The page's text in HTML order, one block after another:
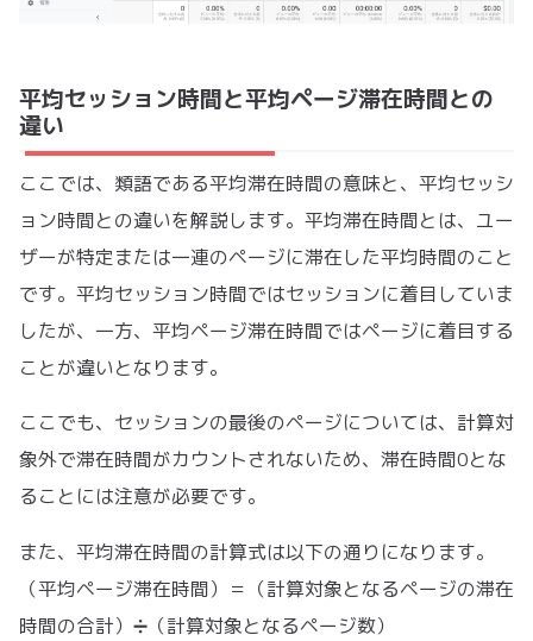
平均セッション時間と平均ページ滞在時間との
違い
ここでは、類語である平均滞在時間の意味と、平均セッシ
ョン時間との違いを解説します。平均滞在時間とは、ユー
ザーが特定または一連のページに滞在した平均時間のこと
です。平均セッション時間ではセッションに着目していま
したが、一方、平均ページ滞在時間ではページに着目する
ことが違いとなります。
ここでも、セッションの最後のページについては、計算対
象外で滞在時間がカウントされないため、滞在時間0とな
ることには注意が必要です。
また、平均滞在時間の計算式は以下の通りになります。
（平均ページ滞在時間）＝（計算対象となるページの滞在
時間の合計）➗（計算対象となるページ数）